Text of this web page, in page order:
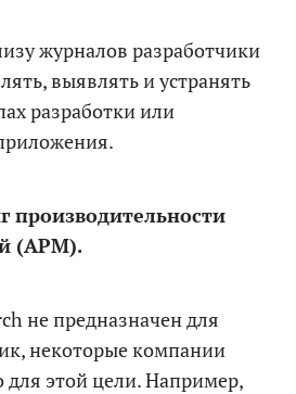
журналов разработчики
выявлять и устранять
разработки или
производительности
(APM).
не предназначен для
некоторые компании
для этой цели. Например,